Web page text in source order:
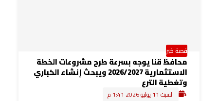
قصة خبر
محافظ قنا يوجه بسرعة طرح مشروعات الخطة
الاستثمارية 2026/2027 ويبحث إنشاء الكباري
وتغطية الترع
السبت 11 يوليو 2026 1:41 م